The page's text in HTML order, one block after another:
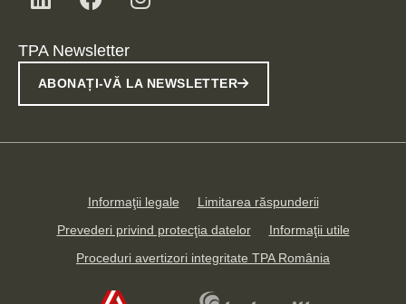
TPA Newsletter
ABONAȚI-VĂ LA NEWSLETTER
Informaţii legale
Limitarea răspunderii
Prevederi privind protecţia datelor
Informaţii utile
Proceduri avertizori integritate TPA România